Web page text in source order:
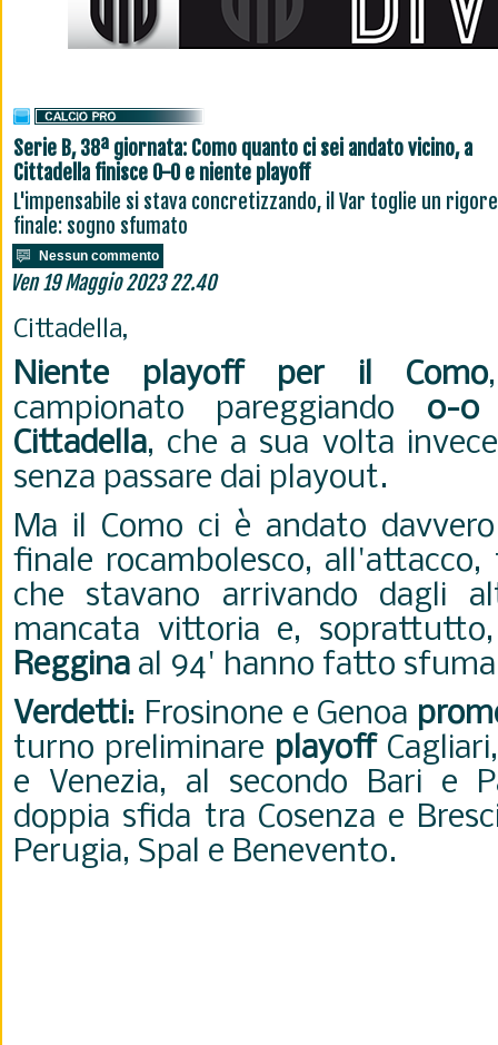
Serie B, 38ª giornata: Como quanto ci sei andato vicino, a
Cittadella finisce 0-0 e niente playoff
L'impensabile si stava concretizzando, il Var toglie un
finale: sogno sfumato
Nessun commento
Ven 19 Maggio 2023 22.40
Cittadella,
Niente playoff per il Como
campionato pareggiando 0-0
Cittadella, che a sua volta
senza passare dai playout.
Ma il Como ci è andato
finale rocambolesco,
che stavano arrivando dagli
mancata vittoria e,
Reggina al 94' hanno fatto
Verdetti: Frosinone e Genoa
turno preliminare playoff
e Venezia, al secondo Bari e
doppia sfida tra Cosenza e
Perugia, Spal e Benevento.